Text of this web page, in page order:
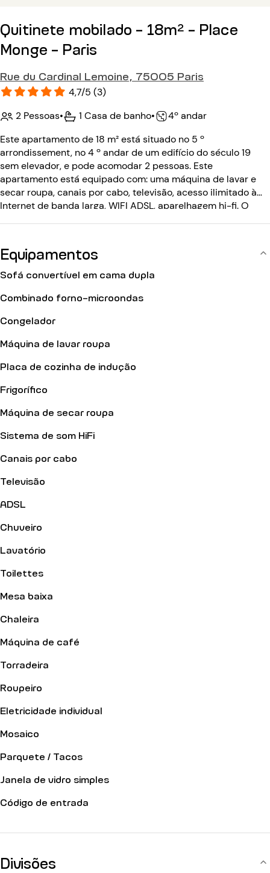
Quitinete mobilado - 18m² - Place
Monge - Paris
Rue du Cardinal Lemoine, 75005 Paris
4,7/5 (3)
2 Pessoas• 1 Casa de banho•
4º andar
Este apartamento de 18 m² está situado no 5 º
arrondissement, no 4 º andar de um edifício do século 19
sem elevador, e pode acomodar 2 pessoas. Este
apartamento está equipado com: uma máquina de lavar e
secar roupa, canais por cabo, televisão, acesso ilimitado à
Internet de banda larga, WIFI ADSL, aparelhagem hi-fi. O
Equipamentos
Sofá convertível em cama dupla
Combinado forno-microondas
Congelador
Máquina de lavar roupa
Placa de cozinha de indução
Frigorífico
Máquina de secar roupa
Sistema de som HiFi
Canais por cabo
Televisão
ADSL
Chuveiro
Lavatório
Toilettes
Mesa baixa
Chaleira
Máquina de café
Torradeira
Roupeiro
Eletricidade individual
Mosaico
Parquete / Tacos
Janela de vidro simples
Código de entrada
Divisões